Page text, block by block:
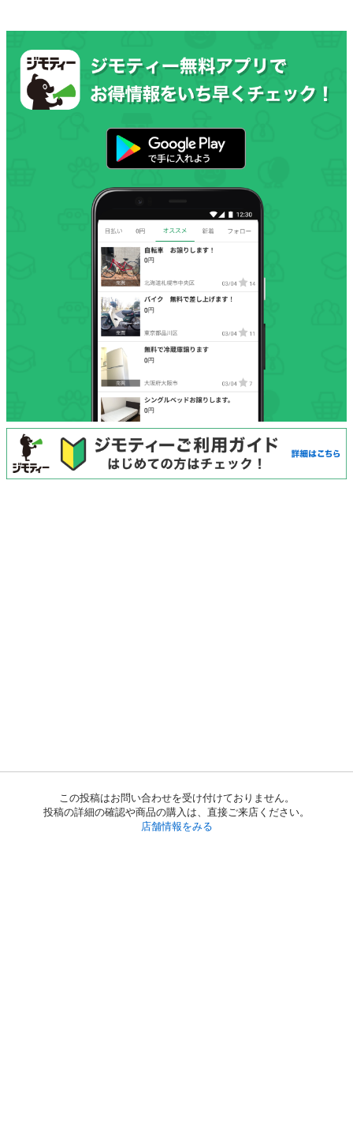
この投稿はお問い合わせを受け付けておりません。
投稿の詳細の確認や商品の購入は、直接ご来店ください。
店舗情報をみる